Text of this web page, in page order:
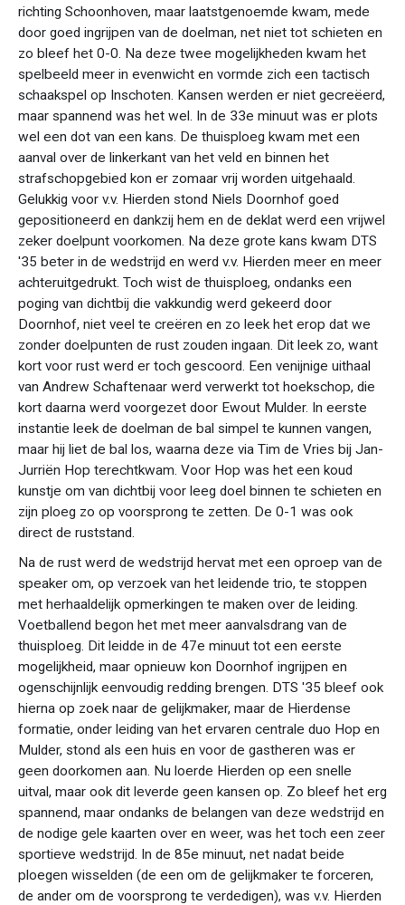
richting Schoonhoven, maar laatstgenoemde kwam, mede
door goed ingrijpen van de doelman, net niet tot schieten en
zo bleef het 0-0. Na deze twee mogelijkheden kwam het
spelbeeld meer in evenwicht en vormde zich een tactisch
schaakspel op Inschoten. Kansen werden er niet gecreëerd,
maar spannend was het wel. In de 33e minuut was er plots
wel een dot van een kans. De thuisploeg kwam met een
aanval over de linkerkant van het veld en binnen het
strafschopgebied kon er zomaar vrij worden uitgehaald.
Gelukkig voor v.v. Hierden stond Niels Doornhof goed
gepositioneerd en dankzij hem en de deklat werd een vrijwel
zeker doelpunt voorkomen. Na deze grote kans kwam DTS
'35 beter in de wedstrijd en werd v.v. Hierden meer en meer
achteruitgedrukt. Toch wist de thuisploeg, ondanks een
poging van dichtbij die vakkundig werd gekeerd door
Doornhof, niet veel te creëren en zo leek het erop dat we
zonder doelpunten de rust zouden ingaan. Dit leek zo, want
kort voor rust werd er toch gescoord. Een venijnige uithaal
van Andrew Schaftenaar werd verwerkt tot hoekschop, die
kort daarna werd voorgezet door Ewout Mulder. In eerste
instantie leek de doelman de bal simpel te kunnen vangen,
maar hij liet de bal los, waarna deze via Tim de Vries bij Jan-
Jurriën Hop terechtkwam. Voor Hop was het een koud
kunstje om van dichtbij voor leeg doel binnen te schieten en
zijn ploeg zo op voorsprong te zetten. De 0-1 was ook
direct de ruststand.
Na de rust werd de wedstrijd hervat met een oproep van de
speaker om, op verzoek van het leidende trio, te stoppen
met herhaaldelijk opmerkingen te maken over de leiding.
Voetballend begon het met meer aanvalsdrang van de
thuisploeg. Dit leidde in de 47e minuut tot een eerste
mogelijkheid, maar opnieuw kon Doornhof ingrijpen en
ogenschijnlijk eenvoudig redding brengen. DTS '35 bleef ook
hierna op zoek naar de gelijkmaker, maar de Hierdense
formatie, onder leiding van het ervaren centrale duo Hop en
Mulder, stond als een huis en voor de gastheren was er
geen doorkomen aan. Nu loerde Hierden op een snelle
uitval, maar ook dit leverde geen kansen op. Zo bleef het erg
spannend, maar ondanks de belangen van deze wedstrijd en
de nodige gele kaarten over en weer, was het toch een zeer
sportieve wedstrijd. In de 85e minuut, net nadat beide
ploegen wisselden (de een om de gelijkmaker te forceren,
de ander om de voorsprong te verdedigen), was v.v. Hierden